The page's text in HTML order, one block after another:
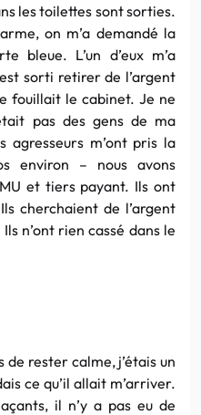
les toilettes sont sorties.
on m’a demandé la
bleue. L’un d’eux m’a
sorti retirer de l’argent
fouillait le cabinet. Je ne
pas des gens de ma
agresseurs m’ont pris la
environ – nous avons
et tiers payant. Ils ont
cherchaient de l’argent
n’ont rien cassé dans le
de rester calme, j’étais un
ce qu’il allait m’arriver.
il n’y a pas eu de